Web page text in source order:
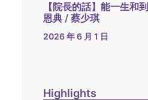
【院長的話】能一生和
恩典 / 蔡少琪
2026 年 6 月 1 日
Highlights